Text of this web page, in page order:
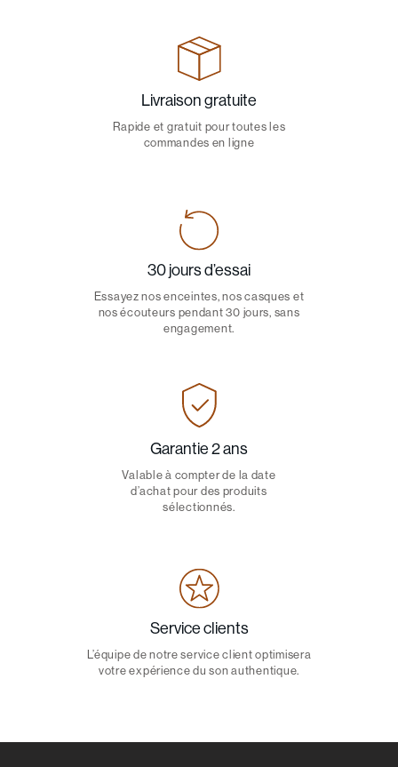
Livraison gratuite
Rapide et gratuit pour toutes les
commandes en ligne
30 jours d’essai
Essayez nos enceintes, nos casques et
nos écouteurs pendant 30 jours, sans
engagement.
Garantie 2 ans
Valable à compter de la date
d’achat pour des produits
sélectionnés.
Service clients
L’équipe de notre service client optimisera
votre expérience du son authentique.